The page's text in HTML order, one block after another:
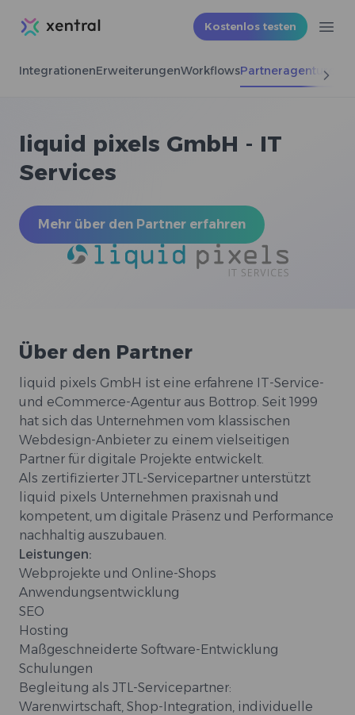
Xentral Kostenlos testen
IntegrationenErweiterungenWorkflowsPartneragenturen
liquid pixels GmbH - IT
Services
Mehr über den Partner erfahren
Über den Partner
liquid pixels GmbH ist eine erfahrene IT-Service-
und eCommerce-Agentur aus Bottrop. Seit 1999
hat sich das Unternehmen vom klassischen
Webdesign-Anbieter zu einem vielseitigen
Partner für digitale Projekte entwickelt.
Als zertifizierter JTL-Servicepartner unterstützt
liquid pixels Unternehmen praxisnah und
kompetent, um digitale Präsenz und Performance
nachhaltig auszubauen.
Leistungen:
Webprojekte und Online-Shops
Anwendungsentwicklung
SEO
Hosting
Maßgeschneiderte Software-Entwicklung
Schulungen
Begleitung als JTL-Servicepartner:
Warenwirtschaft, Shop-Integration, individuelle